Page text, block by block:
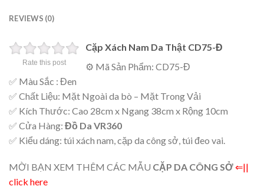
REVIEWS (0)
Rate this post
Cặp Xách Nam Da Thật CD75-Đ
⚙ Mã Sản Phẩm: CD75-Đ
✅ Màu Sắc : Đen
✅ Chất Liệu: Mặt Ngoài da bò – Mặt Trong Vải
✅ Kích Thước: Cao 28cm x Ngang 38cm x Rộng 10cm
✅ Cửa Hàng: Đồ Da VR360
✅ Kiểu dáng: túi xách nam, cặp da công sở, túi đeo vai.
MỜI BẠN XEM THÊM CÁC MẪU CẶP DA CÔNG SỞ⇐||
click here